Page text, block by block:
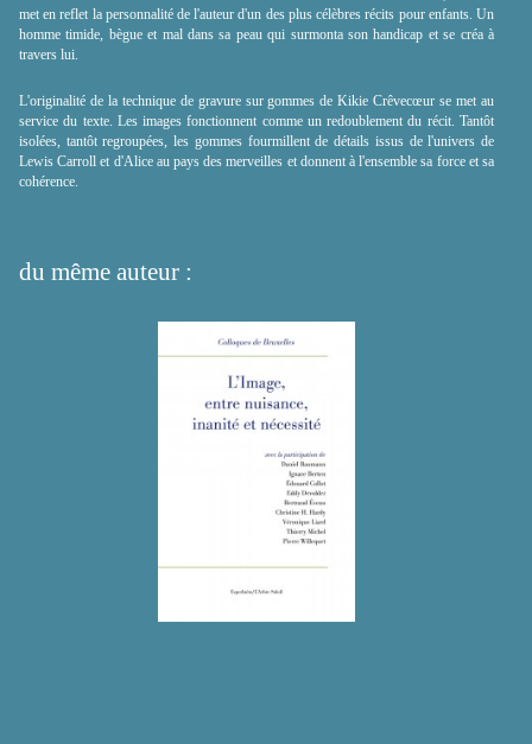
met en reflet la personnalité de l'auteur d'un des plus célèbres récits pour enfants. Un
homme timide, bègue et mal dans sa peau qui surmonta son handicap et se créa à
travers lui.
L'originalité de la technique de gravure sur gommes de Kikie Crêvecœur se met au
service du texte. Les images fonctionnent comme un redoublement du récit. Tantôt
isolées, tantôt regroupées, les gommes fourmillent de détails issus de l'univers de
Lewis Carroll et d'Alice au pays des merveilles et donnent à l'ensemble sa force et sa
cohérence.
du même auteur :